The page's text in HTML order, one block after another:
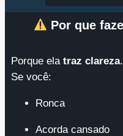
Por que
Porque ela traz clareza.
Se você:
Ronca
Acorda cansado